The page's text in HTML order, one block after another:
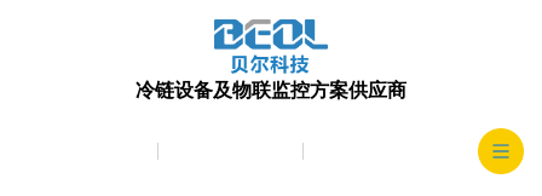
冷链设备及物联监控方案供应商